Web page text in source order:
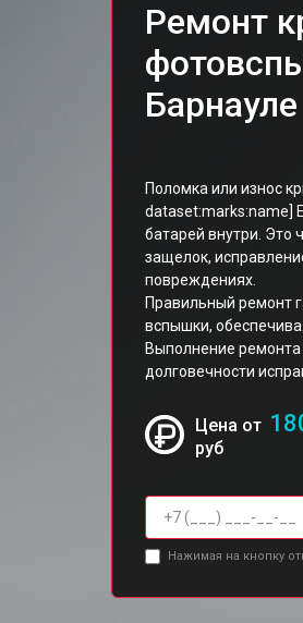
Ремонт
Барнауле
Поломка или износ
dataset:marks:name]
батарей внутри. Это
защелок,
повреждениях.
Правильный ремонт
вспышки,
Выполнение ремонта
долговечности
Цена от
руб
Нажимая на кнопку